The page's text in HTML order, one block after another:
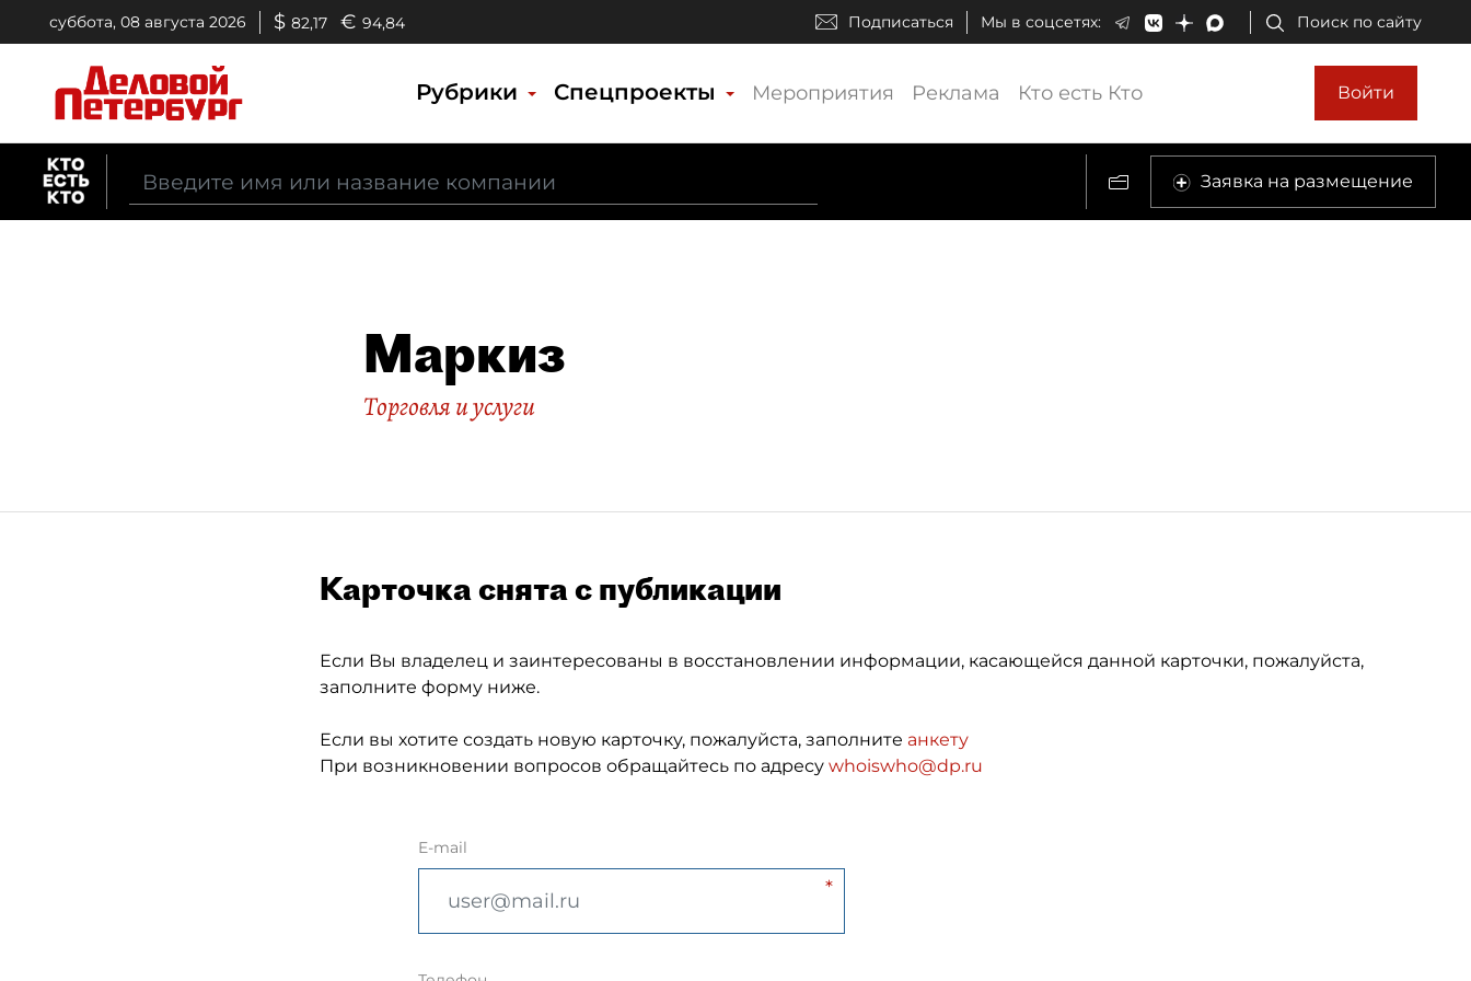
суббота, 08 августа 2026 $ 82,17 € 94,84 Подписаться Мы в соцсетях: Поиск по сайту
Рубрики Спецпроекты Мероприятия Реклама Кто есть Кто Войти
Заявка на размещение
Маркиз
Торговля и услуги
Карточка снята с публикации
Если Вы владелец и заинтересованы в восстановлении информации, касающейся данной карточки, пожалуйста,
заполните форму ниже.
Если вы хотите создать новую карточку, пожалуйста, заполните анкету
При возникновении вопросов обращайтесь по адресу whoiswho@dp.ru
E-mail